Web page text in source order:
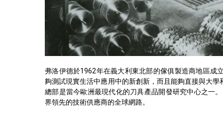
弗洛伊德於1962年在義大利東北部的傢俱製造商地區成
夠測試現實生活中應用中的新創新，而且能夠直接與大
總部是當今歐洲最現代化的刀具產品開發研究中心之一
界領先的技術供應商的全球網路。